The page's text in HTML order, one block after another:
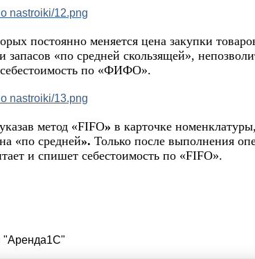
постоянно меняется цена закупки
запасов «по средней скользящей»,
по «ФИФО».
метод «FIFO» в карточке
«по средней». Только после выполнения
и спишет себестоимость по «FIFO».
"Аренда1С"